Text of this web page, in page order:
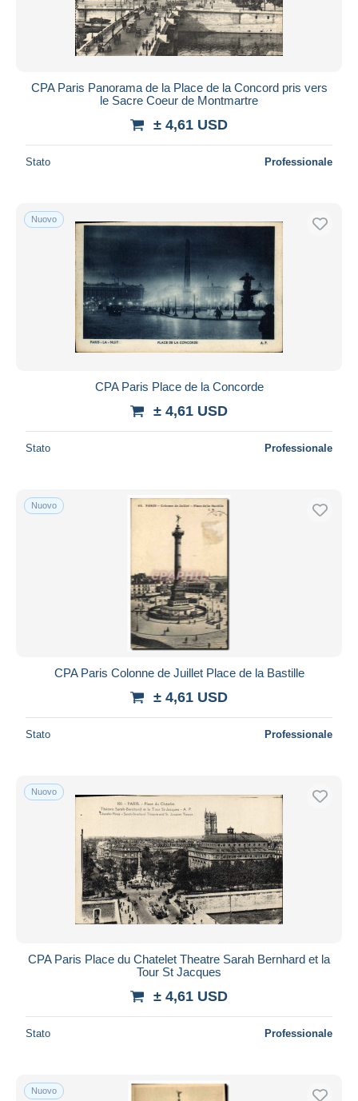
CPA Paris Panorama de la Place de la Concord pris vers
le Sacre Coeur de Montmartre
± 4,61 USD
Stato Professionale
Nuovo
CPA Paris Place de la Concorde
± 4,61 USD
Stato Professionale
Nuovo
CPA Paris Colonne de Juillet Place de la Bastille
± 4,61 USD
Stato Professionale
Nuovo
CPA Paris Place du Chatelet Theatre Sarah Bernhard et la
Tour St Jacques
± 4,61 USD
Stato Professionale
Nuovo